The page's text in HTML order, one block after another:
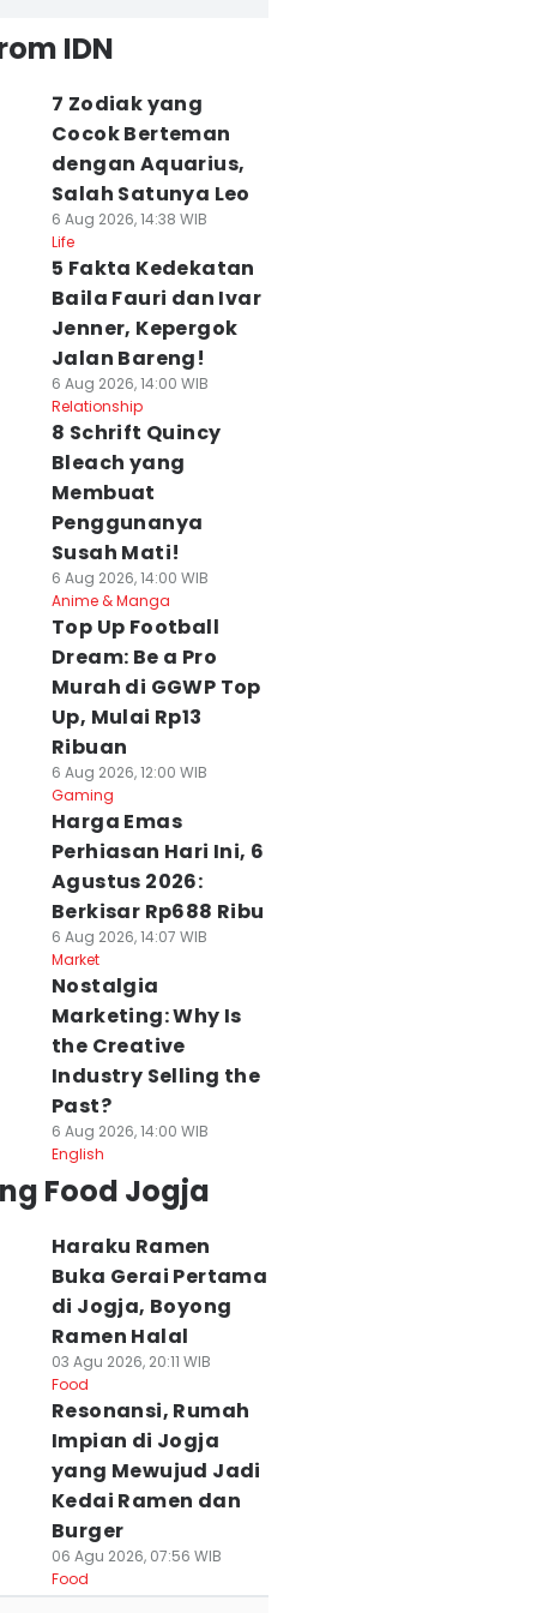
IDN
7 Zodiak yang
Cocok Berteman
dengan Aquarius,
Salah Satunya Leo
6 Aug 2026, 14:38 WIB
Life
5 Fakta Kedekatan
Baila Fauri dan Ivar
Jenner, Kepergok
Jalan Bareng!
6 Aug 2026, 14:00 WIB
Relationship
8 Schrift Quincy
Bleach yang
Membuat
Penggunanya
Susah Mati!
6 Aug 2026, 14:00 WIB
Anime & Manga
Top Up Football
Dream: Be a Pro
Murah di GGWP Top
Up, Mulai Rp13
Ribuan
6 Aug 2026, 12:00 WIB
Gaming
Harga Emas
Perhiasan Hari Ini, 6
Agustus 2026:
Berkisar Rp688 Ribu
6 Aug 2026, 14:07 WIB
Market
Nostalgia
Marketing: Why Is
the Creative
Industry Selling the
Past?
6 Aug 2026, 14:00 WIB
English
Food Jogja
Haraku Ramen
Buka Gerai Pertama
di Jogja, Boyong
Ramen Halal
03 Agu 2026, 20:11 WIB
Food
Resonansi, Rumah
Impian di Jogja
yang Mewujud Jadi
Kedai Ramen dan
Burger
06 Agu 2026, 07:56 WIB
Food